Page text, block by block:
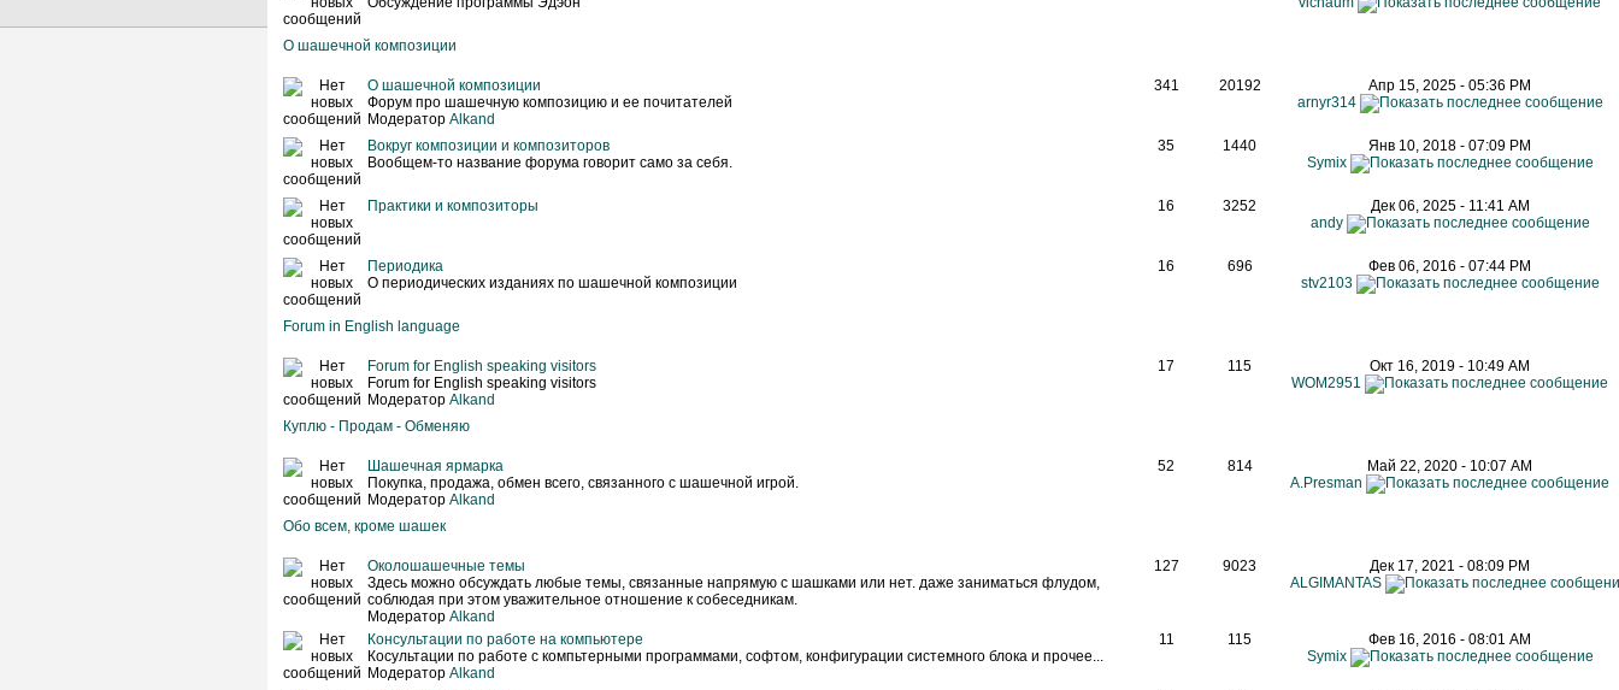
О шашечной композиции
О шашечной композиции
Форум про шашечную композицию и ее почитателей
Модератор Alkand
341 20192
Апр 15, 2025 - 05:36 PM
arnyr314
Вокруг композиции и композиторов
Вообщем-то название форума говорит само за себя.
35 1440
Янв 10, 2018 - 07:09 PM
Symix
Практики и композиторы 16 3252
Дек 06, 2025 - 11:41 AM
andy
Периодика
О периодических изданиях по шашечной композиции
16 696
Фев 06, 2016 - 07:44 PM
stv2103
Forum in English language
Forum for English speaking visitors
Forum for English speaking visitors
Модератор Alkand
17 115
Окт 16, 2019 - 10:49 AM
WOM2951
Куплю - Продам - Обменяю
Шашечная ярмарка
Покупка, продажа, обмен всего, связанного с шашечной игрой.
Модератор Alkand
52 814
Май 22, 2020 - 10:07 AM
A.Presman
Обо всем, кроме шашек
Околошашечные темы
Здесь можно обсуждать любые темы, связанные напрямую с шашками или нет. даже заниматься флудом,
соблюдая при этом уважительное отношение к собеседникам.
Модератор Alkand
127 9023
Дек 17, 2021 - 08:09 PM
ALGIMANTAS
Консультации по работе на компьютере
Косультации по работе с компьтерными программами, софтом, конфигурации системного блока и прочее...
Модератор Alkand
11 115
Фев 16, 2016 - 08:01 AM
Symix